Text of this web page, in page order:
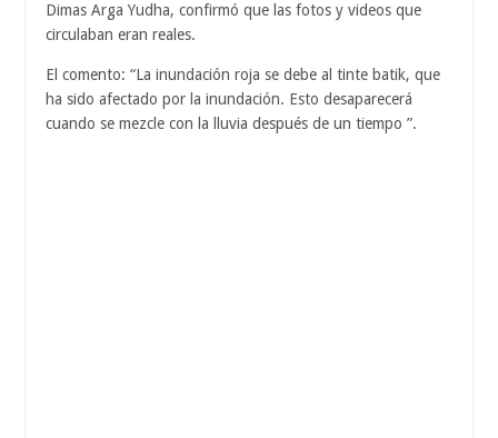
Dimas Arga Yudha, confirmó que las fotos y videos que
circulaban eran reales.
El comento: “La inundación roja se debe al tinte batik, que
ha sido afectado por la inundación. Esto desaparecerá
cuando se mezcle con la lluvia después de un tiempo ”.